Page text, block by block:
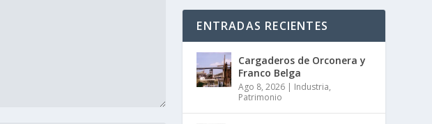
ENTRADAS RECIENTES
Cargaderos de Orconera y
Franco Belga
Ago 8, 2026 | Industria,
Patrimonio